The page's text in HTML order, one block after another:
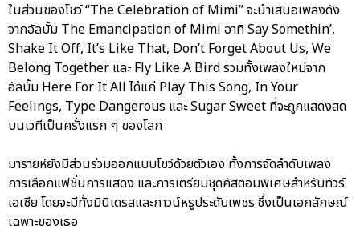
ในส่วนของโชว์ “The Celebration of Mimi” จะนำเสนอเพลงดัง
จากอัลบั้ม The Emancipation of Mimi อาทิ Say Somethin’,
Shake It Off, It’s Like That, Don’t Forget About Us, We
Belong Together และ Fly Like A Bird รวมทั้งเพลงใหม่จาก
อัลบั้ม Here For It All ได้แก่ Play This Song, In Your
Feelings, Type Dangerous และ Sugar Sweet ที่จะถูกแสดงสด
บนเวทีเป็นครั้งแรก ๆ ของโลก
มารายห์ยังมีส่วนร่วมออกแบบโชว์ด้วยตัวเอง ทั้งการจัดลำดับเพลง
การเลือกแฟชั่นการแสดง และการเตรียมชุดคัสตอมพิเศษสำหรับทัวร์
เอเชีย โดยจะมีทั้งมินิเดรสและกาวน์หรูประดับเพชร ซึ่งเป็นเอกลักษณ์
เฉพาะของเธอ